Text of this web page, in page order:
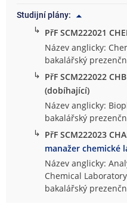
Studijní plány:
↳ PřF SCM222021
Název anglicky:
bakalářský
↳ PřF SCM222022
(dobíhající)
Název anglicky:
bakalářský
↳ PřF SCM222023
manažer chemické
Název anglicky:
Chemical Laboratory
bakalářský